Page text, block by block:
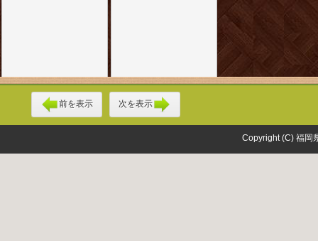
前を表示 次を表示
Copyright (C) 福岡